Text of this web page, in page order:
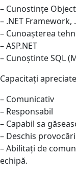
– Cunostințe
– .NET Framework,
– Cunoașterea
– ASP.NET
– Cunoștinte SQL
Capacitați
– Comunicativ
– Responsabil
– Capabil sa
– Deschis
– Abilitați de
echipă.